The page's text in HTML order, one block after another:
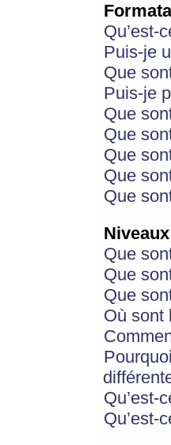
Qu’est-
Puis-je
Que
Puis-je
Que
Que
Que
Que
Que
Que
Que
Que
Où sont
Qu’est-
Qu’est-